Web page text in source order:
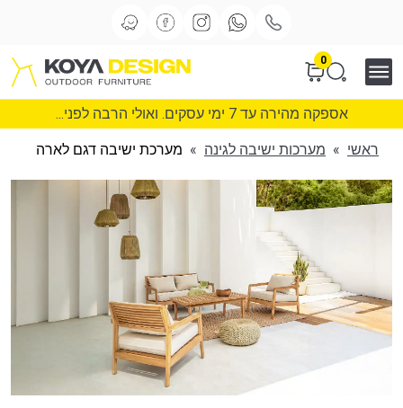
0
אספקה מהירה עד 7 ימי עסקים. ואולי הרבה לפני...
ראשי » מערכות ישיבה לגינה » מערכת ישיבה דגם לארה